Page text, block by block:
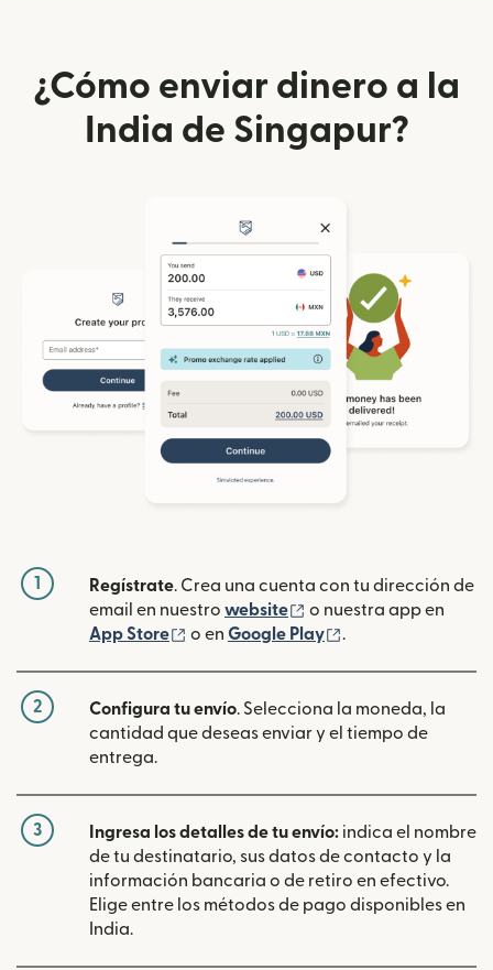
¿Cómo enviar dinero a la
India de Singapur?
1 Regístrate. Crea una cuenta con tu dirección de
email en nuestro website (se abre en una
o nuestra app en
App Store
(se abre en una ventana nueva)
o en Google Play (se abre en una
.
2 Configura tu envío. Selecciona la moneda, la
cantidad que deseas enviar y el tiempo de
entrega.
3 Ingresa los detalles de tu envío: indica el nombre
de tu destinatario, sus datos de contacto y la
información bancaria o de retiro en efectivo.
Elige entre los métodos de pago disponibles en
India.